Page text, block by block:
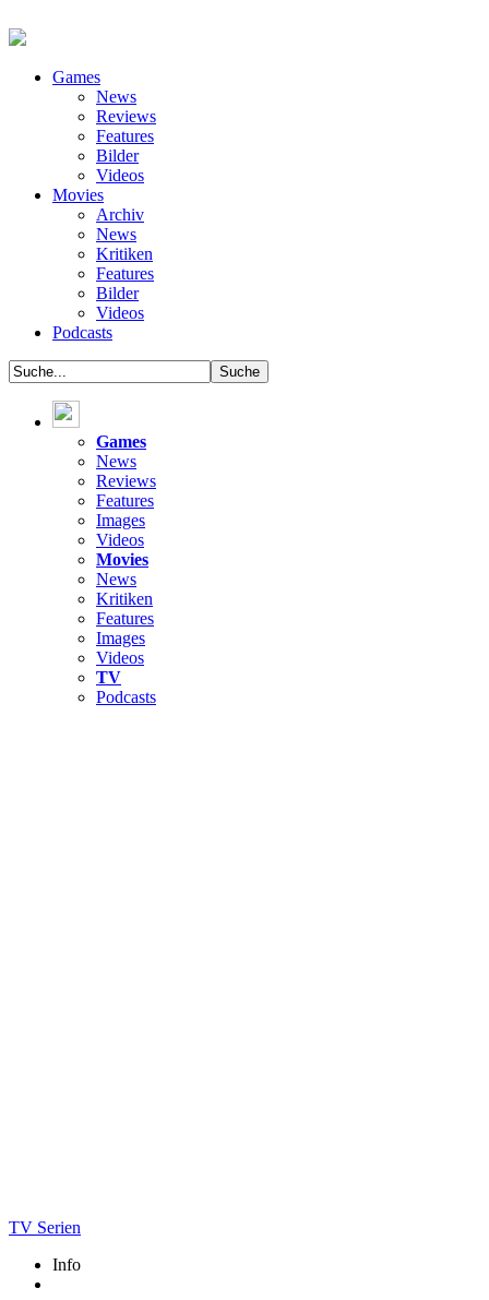
Games
News
Reviews
Features
Bilder
Videos
Movies
Archiv
News
Kritiken
Features
Bilder
Videos
Podcasts
Games
News
Reviews
Features
Images
Videos
Movies
News
Kritiken
Features
Images
Videos
TV
Podcasts
TV Serien
Info